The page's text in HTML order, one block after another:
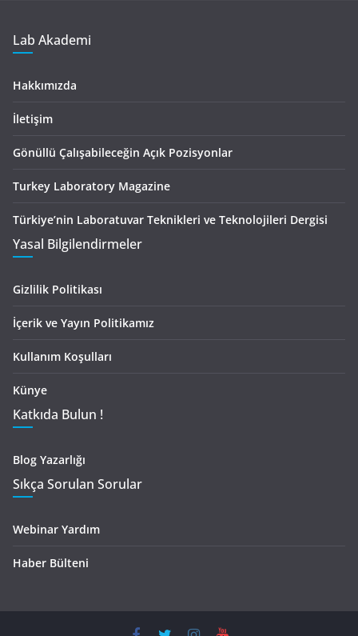
Lab Akademi
Hakkımızda
İletişim
Gönüllü Çalışabileceğin Açık Pozisyonlar
Turkey Laboratory Magazine
Türkiye’nin Laboratuvar Teknikleri ve Teknolojileri Dergisi
Yasal Bilgilendirmeler
Gizlilik Politikası
İçerik ve Yayın Politikamız
Kullanım Koşulları
Künye
Katkıda Bulun !
Blog Yazarlığı
Sıkça Sorulan Sorular
Webinar Yardım
Haber Bülteni